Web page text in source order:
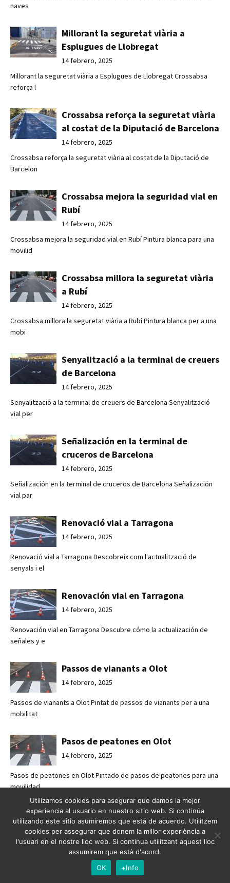
naves
Millorant la seguretat viària a
Esplugues de Llobregat
14 febrero, 2025
Millorant la seguretat viària a Esplugues de Llobregat Crossabsa
reforça l
Crossabsa reforça la seguretat viària
al costat de la Diputació de Barcelona
14 febrero, 2025
Crossabsa reforça la seguretat viària al costat de la Diputació de
Barcelon
Crossabsa mejora la seguridad vial en
Rubí
14 febrero, 2025
Crossabsa mejora la seguridad vial en Rubí Pintura blanca para una
movilid
Crossabsa millora la seguretat viària
a Rubí
14 febrero, 2025
Crossabsa millora la seguretat viària a Rubí Pintura blanca per a una
mobi
Senyalització a la terminal de creuers
de Barcelona
14 febrero, 2025
Senyalització a la terminal de creuers de Barcelona Senyalització
vial per
Señalización en la terminal de
cruceros de Barcelona
14 febrero, 2025
Señalización en la terminal de cruceros de Barcelona Señalización
vial par
Renovació vial a Tarragona
14 febrero, 2025
Renovació vial a Tarragona Descobreix com l'actualització de
senyals i el
Renovación vial en Tarragona
14 febrero, 2025
Renovación vial en Tarragona Descubre cómo la actualización de
señales y e
Passos de vianants a Olot
14 febrero, 2025
Passos de vianants a Olot Pintat de passos de vianants per a una
mobilitat
Pasos de peatones en Olot
14 febrero, 2025
Pasos de peatones en Olot Pintado de pasos de peatones para una
movilidad
Mejorando la seguridad vial en
Esplugues de Llobregat
7 febrero, 2025
Mejorando la seguridad vial en Esplugues de Llobregat Crossabsa
Utilizamos cookies para asegurar que damos la mejor
experiencia al usuario en nuestro sitio web. Si continúa
utilizando este sitio asumiremos que está de acuerdo. Utilitzem
cookies per assegurar que donem la millor experiència a
l'usuari en el nostre lloc web. Si continua utilitzant aquest lloc
assumirem que està d'acord.
OK
+Info